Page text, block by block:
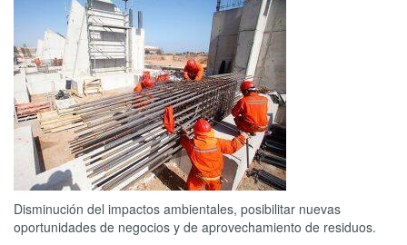
Disminución del impactos ambientales, posibilitar nuevas
oportunidades de negocios y de aprovechamiento de residuos.